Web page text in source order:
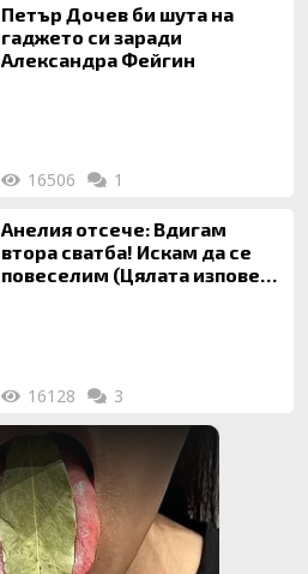
Петър Дочев би шута на
гаджето си заради
Александра Фейгин
16506 1
Анелия отсече: Вдигам
втора сватба! Искам да се
повеселим (Цялата изповед
16128 3